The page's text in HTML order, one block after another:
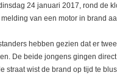
24 januari 2017, rond de
van een motor in brand
hebben gezien dat er
De beide jongens gingen
straat wist de brand op tijd te